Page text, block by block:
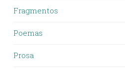
Fragmentos
Poemas
Prosa